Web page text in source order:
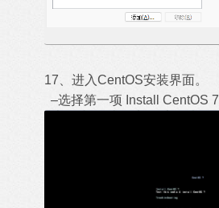
17、进入CentOS安装界面。
–选择第一项 Install CentOS 7